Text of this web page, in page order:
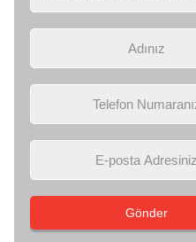
Gönder